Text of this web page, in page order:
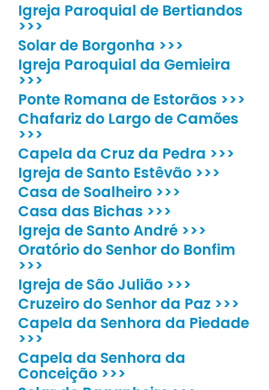
Igreja Paroquial de Bertiandos
>>>
Solar de Borgonha >>>
Igreja Paroquial da Gemieira
>>>
Ponte Romana de Estorãos >>>
Chafariz do Largo de Camões
>>>
Capela da Cruz da Pedra >>>
Igreja de Santo Estêvão >>>
Casa de Soalheiro >>>
Casa das Bichas >>>
Igreja de Santo André >>>
Oratório do Senhor do Bonfim
>>>
Igreja de São Julião >>>
Cruzeiro do Senhor da Paz >>>
Capela da Senhora da Piedade
>>>
Capela da Senhora da
Conceição >>>